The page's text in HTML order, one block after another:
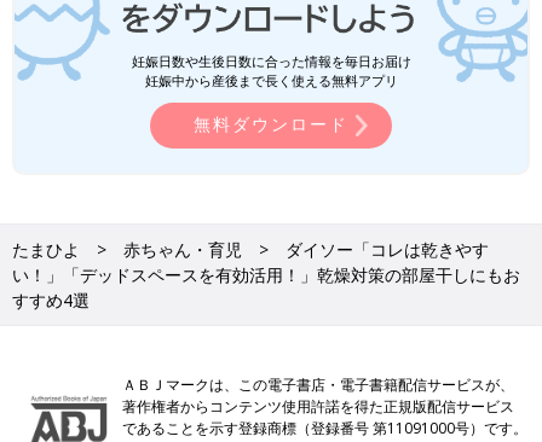
妊娠日数や生後日数に合った情報を毎日お届け
妊娠中から産後まで長く使える無料アプリ
無料ダウンロード
たまひよ 赤ちゃん・育児
ダイソー「コレは乾きやす
い！」「デッドスペースを有効活用！」乾燥対策の部屋干しにもお
すすめ4選
ＡＢＪマークは、この電子書店・電子書籍配信サービスが、
著作権者からコンテンツ使用許諾を得た正規版配信サービス
であることを示す登録商標（登録番号 第11091000号）です。